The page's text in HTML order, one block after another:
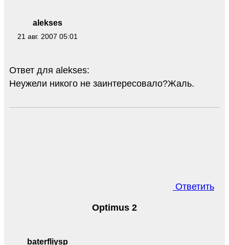
alekses
21 авг. 2007 05:01
Ответ для alekses:
Неужели никого не заинтересовало?Жаль.
Ответить
baterfliysp
Optimus 2